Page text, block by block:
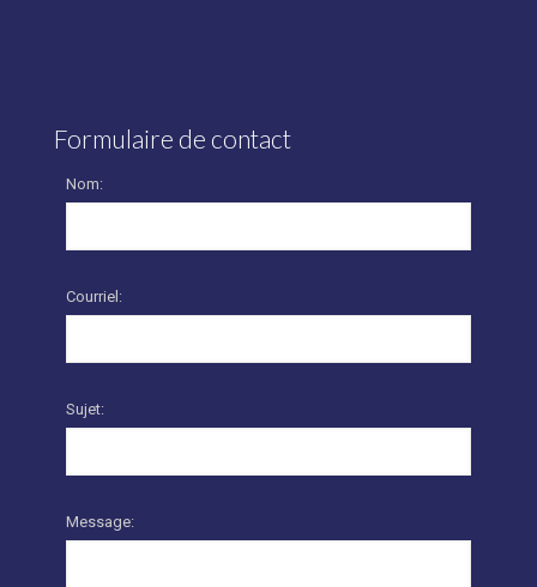
Formulaire de contact
Nom:
Courriel:
Sujet:
Message: